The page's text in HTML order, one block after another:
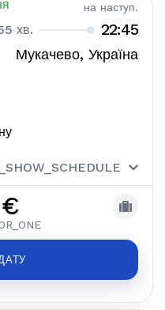
на наступ.
хв. 22:45
Мукачево, Україна